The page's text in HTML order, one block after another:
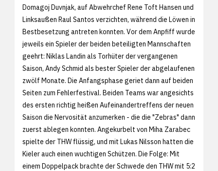
Domagoj Duvnjak, auf Abwehrchef Rene Toft Hansen und
Linksaußen Raul Santos verzichten, während die Löwen in
Bestbesetzung antreten konnten. Vor dem Anpfiff wurde
jeweils ein Spieler der beiden beteiligten Mannschaften
geehrt: Niklas Landin als Torhüter der vergangenen
Saison, Andy Schmid als bester Spieler der abgelaufenen
zwölf Monate. Die Anfangsphase geriet dann auf beiden
Seiten zum Fehlerfestival. Beiden Teams war angesichts
des ersten richtig heißen Aufeinandertreffens der neuen
Saison die Nervosität anzumerken - die die "Zebras" dann
zuerst ablegen konnten. Angekurbelt von Miha Zarabec
spielte der THW flüssig, und mit Lukas Nilsson hatten die
Kieler auch einen wuchtigen Schützen. Die Folge: Mit
einem Doppelpack brachte der Schwede den THW mit 5:2